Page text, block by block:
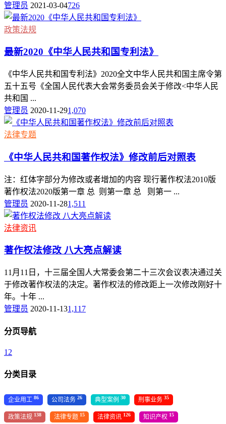
管理员 2021-03-04726
政策法规
最新2020《中华人民共和国专利法》
《中华人民共和国专利法》2020全文中华人民共和国主席令第
五十五号《全国人民代表大会常务委员会关于修改<中华人民
共和国 ...
管理员 2020-11-291,070
法律专题
《中华人民共和国著作权法》修改前后对照表
注：红体字部分为修改或者增加的内容 现行著作权法2010版
著作权法2020版第一章 总 则第一章 总 则第一 ...
管理员 2020-11-281,511
法律资讯
著作权法修改 八大亮点解读
11月11日，十三届全国人大常委会第二十三次会议表决通过关
于修改著作权法的决定。著作权法的修改距上一次修改刚好十
年。十年 ...
管理员 2020-11-131,117
分页导航
1 2
分类目录
企业用工 86 公司法务 26 典型案例 30 刑事业务 35
政策法规 138 法律专题 15 法律资讯 126 知识产权 15